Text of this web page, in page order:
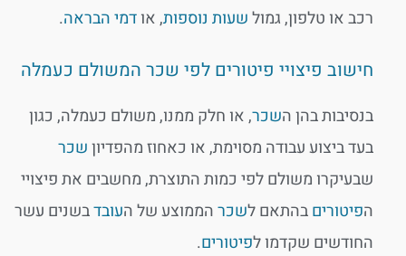
רכב או טלפון, גמולשעות נוספות, אודמי הבראה.
חישוב פיצויי פיטורים לפי שכר המשולם כעמלה
בנסיבות בהן השכר, או חלק ממנו, משולם כעמלה, כגון
בעד ביצוע עבודה מסוימת, או כאחוז מהפדיוןשכר
שבעיקרו משולם לפי כמות התוצרת, מחשבים את פיצויי
הפיטוריםבהתאם לשכרהממוצע של העובדבשנים עשר
החודשים שקדמו לפיטורים.